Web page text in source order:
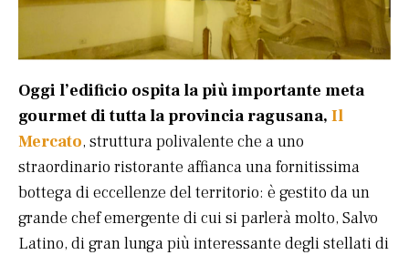
Oggi l’edificio ospita la più importante meta
gourmet di tutta la provincia ragusana, Il
Mercato, struttura polivalente che a uno
straordinario ristorante affianca una fornitissima
bottega di eccellenze del territorio: è gestito da un
grande chef emergente di cui si parlerà molto, Salvo
Latino, di gran lunga più interessante degli stellati di